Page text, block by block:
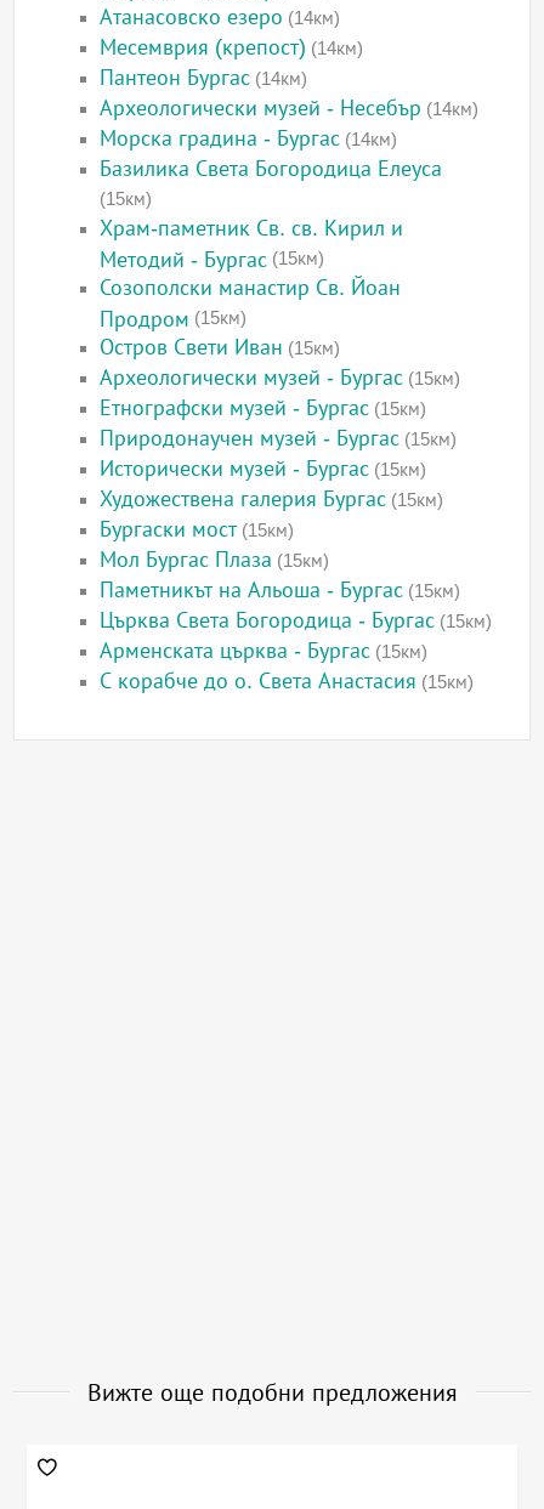
Атанасовско езеро (14км)
Месемврия (крепост) (14км)
Пантеон Бургас (14км)
Археологически музей - Несебър (14км)
Морска градина - Бургас (14км)
Базилика Света Богородица Елеуса
(15км)
Храм-паметник Св. св. Кирил и
Методий - Бургас (15км)
Созополски манастир Св. Йоан
Продром (15км)
Остров Свети Иван (15км)
Археологически музей - Бургас (15км)
Етнографски музей - Бургас (15км)
Природонаучен музей - Бургас (15км)
Исторически музей - Бургас (15км)
Художествена галерия Бургас (15км)
Бургаски мост(15км)
Мол Бургас Плаза (15км)
Паметникът на Альоша - Бургас (15км)
Църква Света Богородица - Бургас (15км)
Арменската църква - Бургас (15км)
С корабче до о. Света Анастасия (15км)
Вижте още подобни предложения